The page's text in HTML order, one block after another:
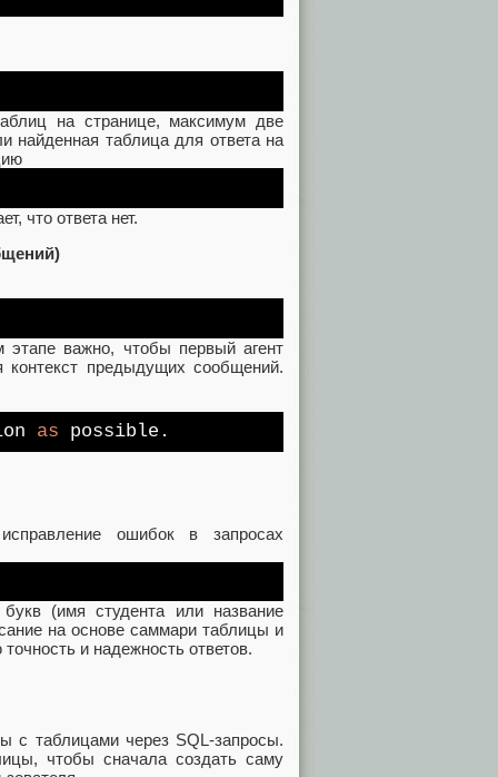
на странице, максимум две
найденная таблица для ответа на
что ответа нет.
этапе важно, чтобы первый агент
контекст предыдущих сообщений.
as possible.
ошибок в запросах
(имя студента или название
на основе саммари таблицы и
и надежность ответов.
с таблицами через SQL-запросы.
чтобы сначала создать саму